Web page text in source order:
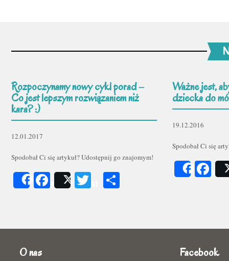
Rozpoczynamy nowy cykl porad –
Co jest lepszym rozwiązaniem niż
kara? :)
12.01.2017
Spodobał Ci się artykuł? Udostępnij go znajomym!
ShareFacebook
Post Twitter
Ważne jest,
dziecka do
19.12.2016
Spodobał Ci się
Share
O nas Facebook